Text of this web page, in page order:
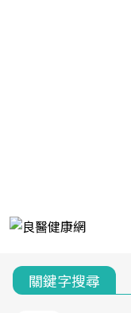
關鍵字搜尋